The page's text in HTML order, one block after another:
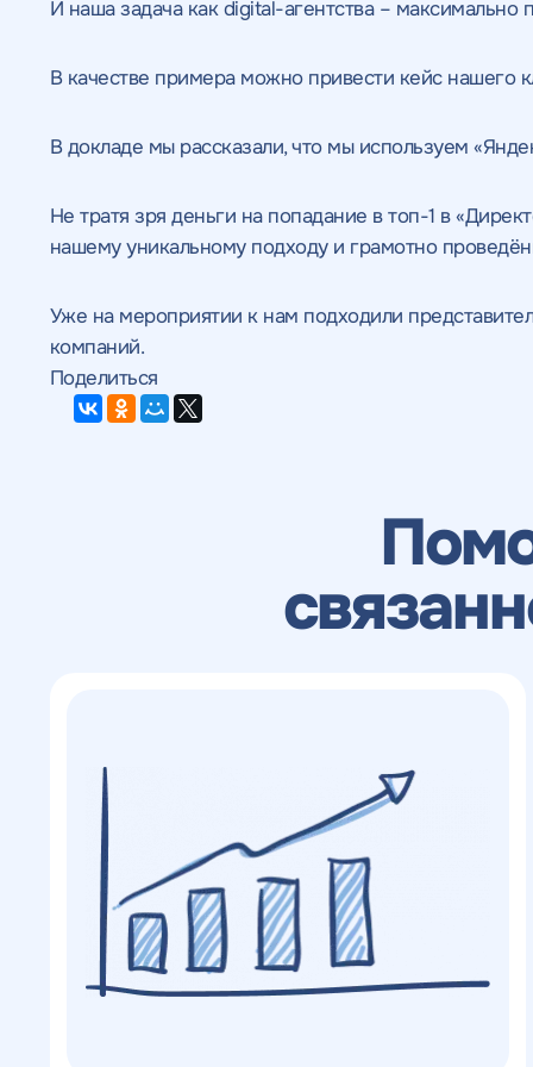
И наша задача как digital-агентства –
В качестве примера можно привести кейс нашего
В докладе мы рассказали, что мы используем
Не тратя зря деньги на попадание в топ-1 в
нашему уникальному подходу и грамотно
Уже на мероприятии к нам подходили
компаний.
Поделиться
Получить
коммерческое
предложение
Получить
коммерческое
предложение
Получить
качественный
SEO - аудит
Отклик на
ОТПРАВИТЬ
предложением